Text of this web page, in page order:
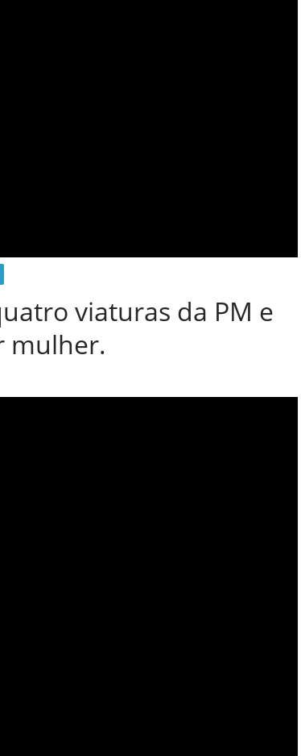
viaturas da PM e
mulher.